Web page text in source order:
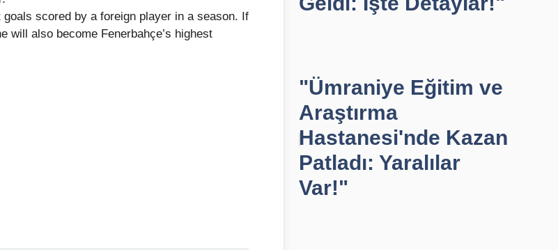
scored by a foreign player in a season. If
will also become Fenerbahçe’s highest
"Ümraniye Eğitim ve
Araştırma
Hastanesi'nde Kazan
Patladı: Yaralılar
Var!"